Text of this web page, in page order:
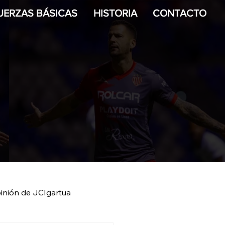
BÁSICAS HISTORIA CONTACTO
de JCIgartua